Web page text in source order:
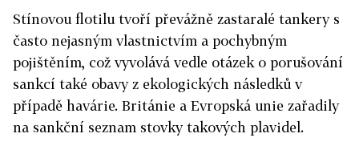
Stínovou flotilu tvoří převážně zastaralé tankery s
často nejasným vlastnictvím a pochybným
pojištěním, což vyvolává vedle otázek o porušování
sankcí také obavy z ekologických následků v
případě havárie. Británie a Evropská unie zařadily
na sankční seznam stovky takových plavidel.